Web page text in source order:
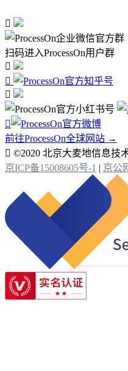

扫码进入ProcessOn用户群




前往ProcessOn全球网站 →
 ©2020 北京大麦地信息技
京ICP备15008605号-1 | 京公